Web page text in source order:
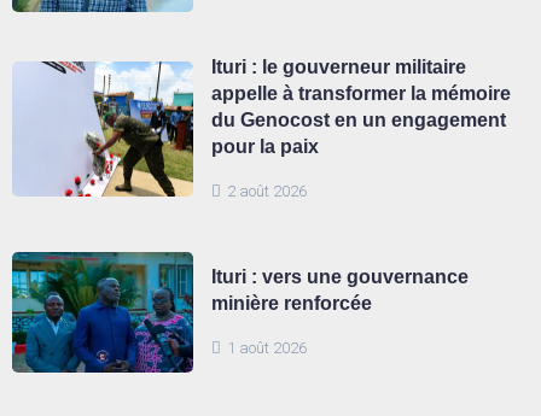
2 août 2026
Ituri : le gouverneur militaire
appelle à transformer la mémoire
du Genocost en un engagement
pour la paix
1 août 2026
Ituri : vers une gouvernance
minière renforcée